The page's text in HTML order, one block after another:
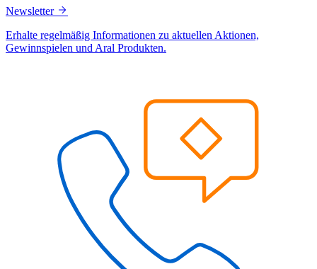
Newsletter
Erhalte regelmäßig Informationen zu aktuellen Aktionen,
Gewinnspielen und Aral Produkten.